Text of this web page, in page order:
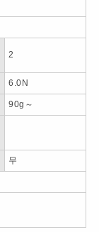
2
6.0N
90g～
무